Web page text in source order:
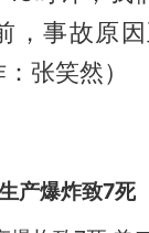
，事故原
张笑然）
产爆炸致7死